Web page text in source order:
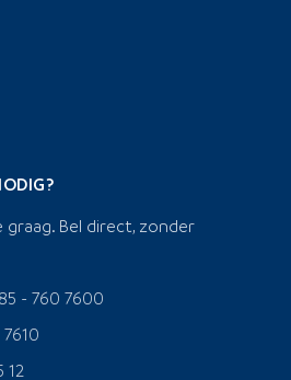
Bel direct, zonder
- 760 7600
12